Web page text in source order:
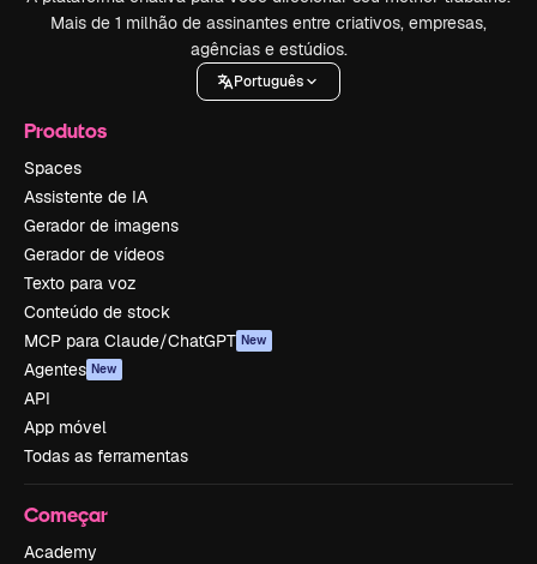
Mais de 1 milhão de assinantes entre criativos, empresas,
agências e estúdios.
Português
Produtos
Spaces
Assistente de IA
Gerador de imagens
Gerador de vídeos
Texto para voz
Conteúdo de stock
MCP para Claude/ChatGPT New
Agentes New
API
App móvel
Todas as ferramentas
Começar
Academy